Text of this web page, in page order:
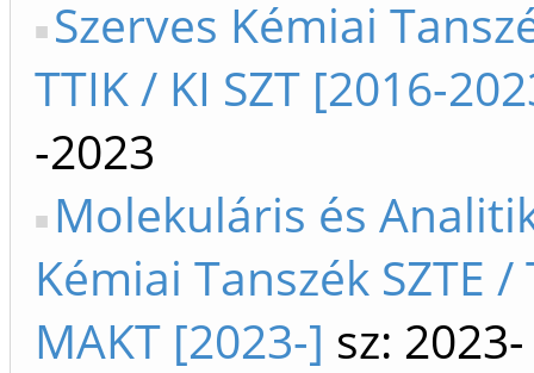
Szerves Kémiai
TTIK / KI SZT [2016-
-2023
Molekuláris és
Kémiai Tanszék SZTE /
MAKT [2023-] sz: 2023-